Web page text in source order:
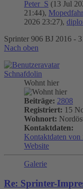
Peter_S (13 Jul
21:44),
2026 23:27),
Sprinter 906 BJ 2016 -
Nach oben
Schnafdolin
Wohnt hier
Beiträge: 2808
Registriert: 15
Wohnort:
Kontaktdaten:
Kontaktdaten von
Website
Galerie
Re: Sprinter-